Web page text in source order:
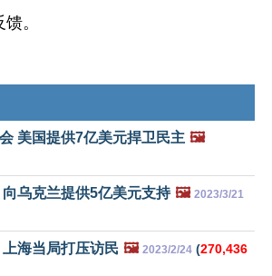
。
美国提供7亿美元捍卫民主 🖼️
乌克兰提供5亿美元支持 🖼️ 2023/3/21
海当局打压访民 🖼️ 2023/2/24 (270,436